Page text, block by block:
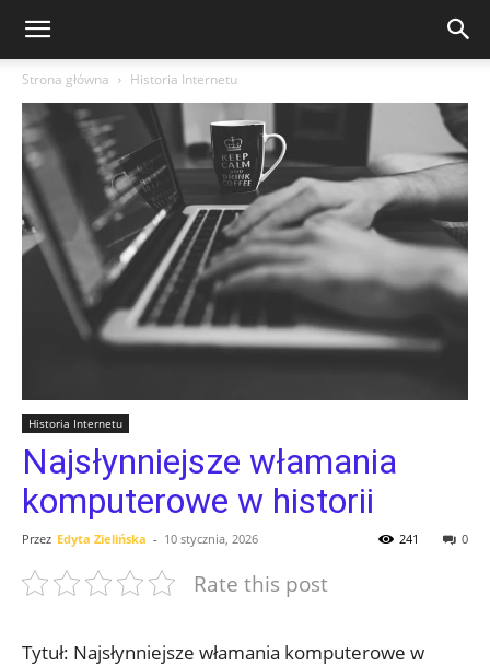
Strona główna Historia Internetu
Historia Internetu
Najsłynniejsze włamania
komputerowe w historii
Przez Edyta Zielińska - 10 stycznia, 2026 0
241
Rate this post
Tytuł: Najsłynniejsze włamania komputerowe w